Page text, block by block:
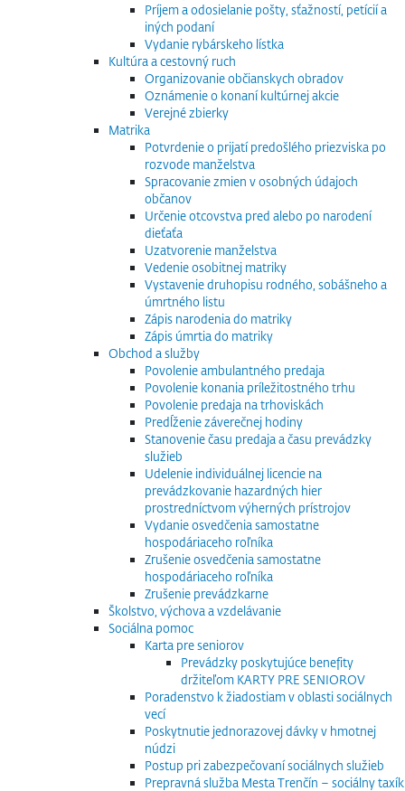
Príjem a odosielanie pošty, sťažností, petícií a
iných podaní
Vydanie rybárskeho lístka
Kultúra a cestovný ruch
Organizovanie občianskych obradov
Oznámenie o konaní kultúrnej akcie
Verejné zbierky
Matrika
Potvrdenie o prijatí predošlého priezviska po
rozvode manželstva
Spracovanie zmien v osobných údajoch
občanov
Určenie otcovstva pred alebo po narodení
dieťaťa
Uzatvorenie manželstva
Vedenie osobitnej matriky
Vystavenie druhopisu rodného, sobášneho a
úmrtného listu
Zápis narodenia do matriky
Zápis úmrtia do matriky
Obchod a služby
Povolenie ambulantného predaja
Povolenie konania príležitostného trhu
Povolenie predaja na trhoviskách
Predĺženie záverečnej hodiny
Stanovenie času predaja a času prevádzky
služieb
Udelenie individuálnej licencie na
prevádzkovanie hazardných hier
prostredníctvom výherných prístrojov
Vydanie osvedčenia samostatne
hospodáriaceho roľníka
Zrušenie osvedčenia samostatne
hospodáriaceho roľníka
Zrušenie prevádzkarne
Školstvo, výchova a vzdelávanie
Sociálna pomoc
Karta pre seniorov
Prevádzky poskytujúce benefity
držiteľom KARTY PRE SENIOROV
Poradenstvo k žiadostiam v oblasti sociálnych
vecí
Poskytnutie jednorazovej dávky v hmotnej
núdzi
Postup pri zabezpečovaní sociálnych služieb
Prepravná služba Mesta Trenčín – sociálny taxík